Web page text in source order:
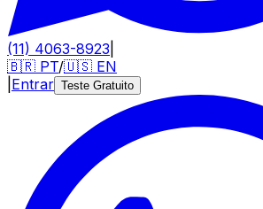
(11) 4063-8923
🇧🇷 PT/🇺🇸 EN
Entrar Teste Gratuito